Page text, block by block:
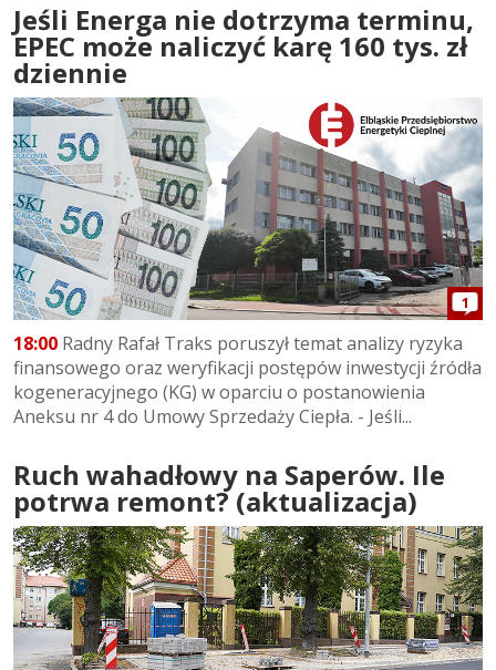
Jeśli Energa nie dotrzyma terminu,
EPEC może naliczyć karę 160 tys. zł
dziennie
1
18:00 Radny Rafał Traks poruszył temat analizy ryzyka
finansowego oraz weryfikacji postępów inwestycji źródła
kogeneracyjnego (KG) w oparciu o postanowienia
Aneksu nr 4 do Umowy Sprzedaży Ciepła. - Jeśli...
Ruch wahadłowy na Saperów. Ile
potrwa remont? (aktualizacja)